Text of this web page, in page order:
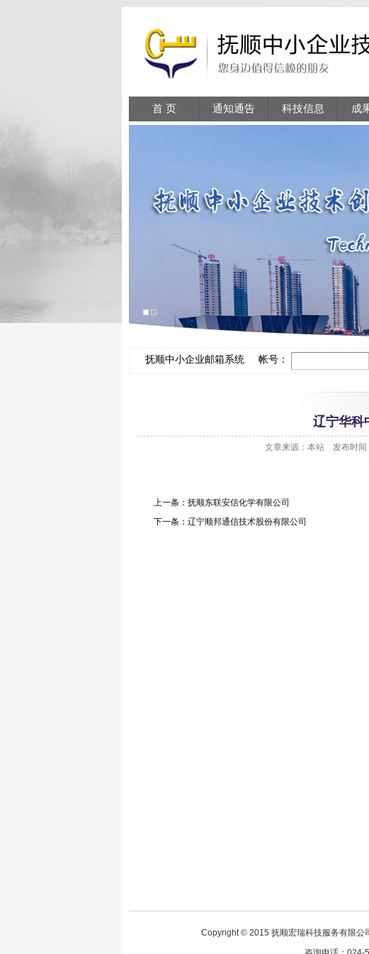
首 页 通知通告 科技信息 成
抚顺中小企业邮箱系统 帐号：
辽宁华科
文章来源：本站 发布时
上一条： 抚顺东联安信化学有限公司
下一条： 辽宁顺邦通信技术股份有限公司
Copyright © 2015 抚顺宏瑞科技服务有限